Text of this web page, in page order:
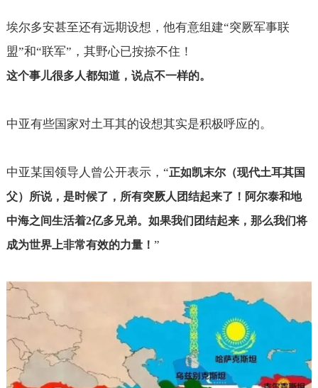
埃尔多安甚至还有远期设想，他有意组建“突厥军事联
盟”和“联军”，其野心已按捺不住！
这个事儿很多人都知道，说点不一样的。
中亚有些国家对土耳其的设想其实是积极呼应的。
中亚某国领导人曾公开表示，“正如凯末尔（现代土耳其国
父）所说，是时候了，所有突厥人团结起来了！阿尔泰和地
中海之间生活着2亿多兄弟。如果我们团结起来，那么我们将
成为世界上非常有效的力量！ ”